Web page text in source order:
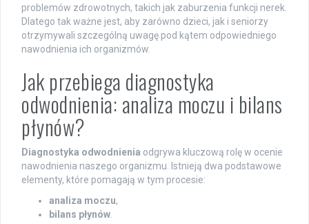
problemów zdrowotnych, takich jak zaburzenia funkcji nerek.
Dlatego tak ważne jest, aby zarówno dzieci, jak i seniorzy
otrzymywali szczególną uwagę pod kątem odpowiedniego
nawodnienia ich organizmów.
Jak przebiega diagnostyka
odwodnienia: analiza moczu i bilans
płynów?
Diagnostyka odwodnienia odgrywa kluczową rolę w ocenie
nawodnienia naszego organizmu. Istnieją dwa podstawowe
elementy, które pomagają w tym procesie:
analiza moczu,
bilans płynów